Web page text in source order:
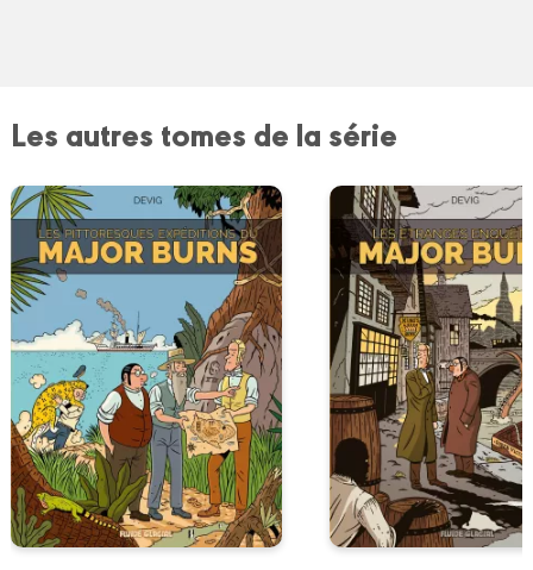
Les autres tomes de la série